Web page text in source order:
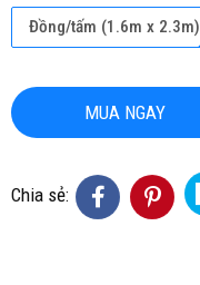
Đồng/tấm (1.6m x 2.3m)
MUA NGAY
Chia sẻ: